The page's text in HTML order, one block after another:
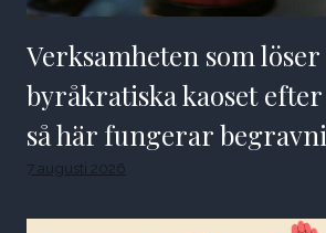
Verksamheten som
byråkratiska kaoset
så här fungerar
7 augusti 2026